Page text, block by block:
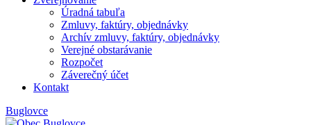
Úradná tabuľa
Zmluvy, faktúry, objednávky
Archív zmluvy, faktúry, objednávky
Verejné obstarávanie
Rozpočet
Záverečný účet
Kontakt
Buglovce